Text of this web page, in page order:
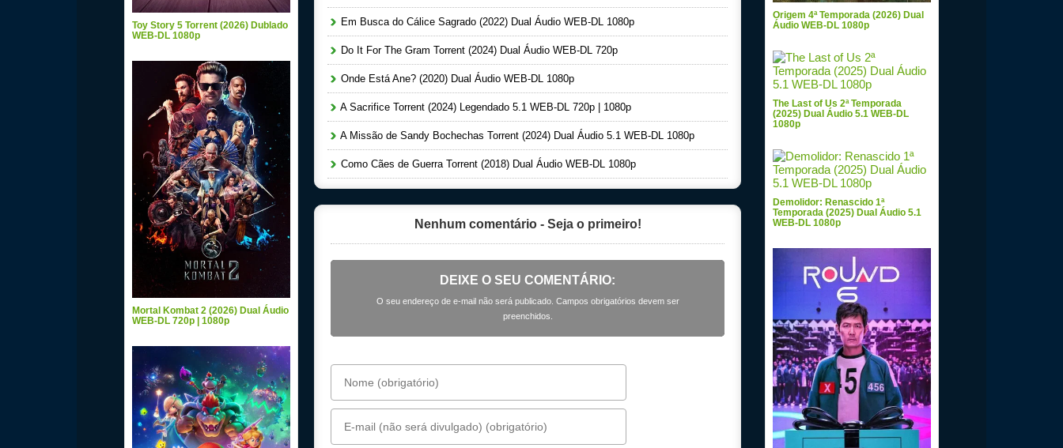
Em Busca do Cálice Sagrado (2022) Dual Áudio WEB-DL 1080p
Do It For The Gram Torrent (2024) Dual Áudio WEB-DL 720p
Onde Está Ane? (2020) Dual Áudio WEB-DL 1080p
A Sacrifice Torrent (2024) Legendado 5.1 WEB-DL 720p | 1080p
A Missão de Sandy Bochechas Torrent (2024) Dual Áudio 5.1 WEB-DL 1080p
Como Cães de Guerra Torrent (2018) Dual Áudio WEB-DL 1080p
Nenhum comentário - Seja o primeiro!
DEIXE O SEU COMENTÁRIO:
O seu endereço de e-mail não será publicado. Campos obrigatórios devem ser
preenchidos.
Toy Story 5 Torrent (2026) Dublado
WEB-DL 1080p
Mortal Kombat 2 (2026) Dual Áudio
WEB-DL 720p | 1080p
Origem 4ª Temporada (2026) Dual
Áudio WEB-DL 1080p
The Last of Us 2ª Temporada
(2025) Dual Áudio 5.1 WEB-DL
1080p
Demolidor: Renascido 1ª
Temporada (2025) Dual Áudio 5.1
WEB-DL 1080p